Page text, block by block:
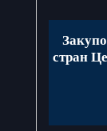
стран